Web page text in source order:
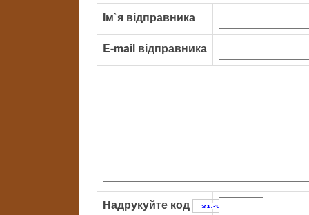
Ім`я відправника
E-mail відправника
Надрукуйте код